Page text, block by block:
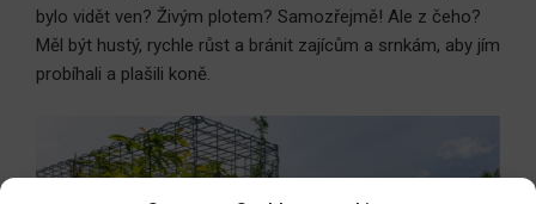
bylo vidět ven? Živým plotem? Samozřejmě! Ale z čeho?
Měl být hustý, rychle růst a bránit zajícům a srnkám, aby jím
probíhali a plašili koně.